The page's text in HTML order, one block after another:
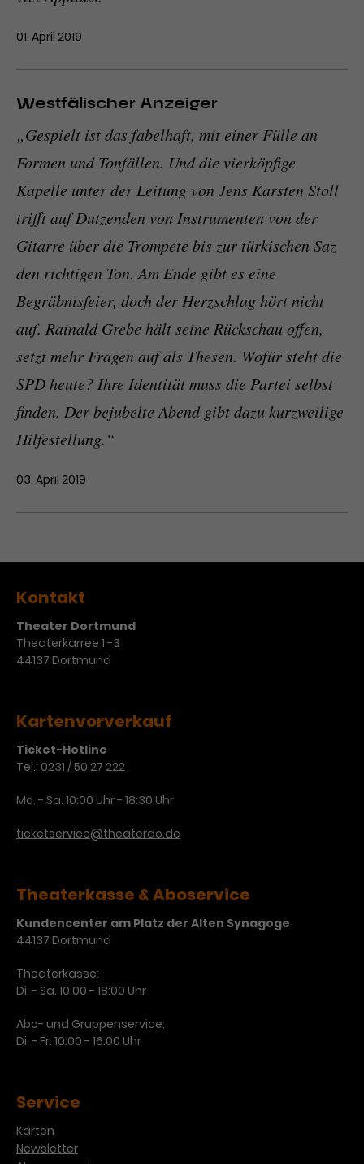
01. April 2019
Westfälischer Anzeiger
„Gespielt ist das fabelhaft, mit einer Fülle an
Formen und Tonfällen. Und die vierköpfige
Kapelle unter der Leitung von Jens Karsten Stoll
trifft auf Dutzenden von Instrumenten von der
Gitarre über die Trompete bis zur türkischen Saz
den richtigen Ton. Am Ende gibt es eine
Begräbnisfeier, doch der Herzschlag hört nicht
auf. Rainald Grebe hält seine Rückschau offen,
setzt mehr Fragen auf als Thesen. Wofür steht die
SPD heute? Ihre Identität muss die Partei selbst
finden. Der bejubelte Abend gibt dazu kurzweilige
Hilfestellung.“
03. April 2019
Kontakt
Theater Dortmund
Theaterkarree 1 -3
44137 Dortmund
Kartenvorverkauf
Ticket-Hotline
Tel.: 0231 / 50 27 222
Mo. - Sa. 10:00 Uhr - 18:30 Uhr
ticketservice@theaterdo.de
Theaterkasse & Aboservice
Kundencenter am Platz der Alten Synagoge
44137 Dortmund
Theaterkasse:
Di. - Sa. 10:00 - 18:00 Uhr
Abo- und Gruppenservice:
Di. - Fr. 10:00 - 16:00 Uhr
Service
Karten
Newsletter